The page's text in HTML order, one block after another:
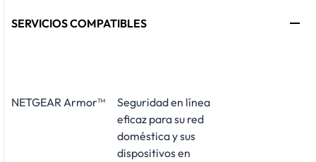
SERVICIOS COMPATIBLES
NETGEAR Armor™
Seguridad en línea
eficaz para su red
doméstica y sus
dispositivos en